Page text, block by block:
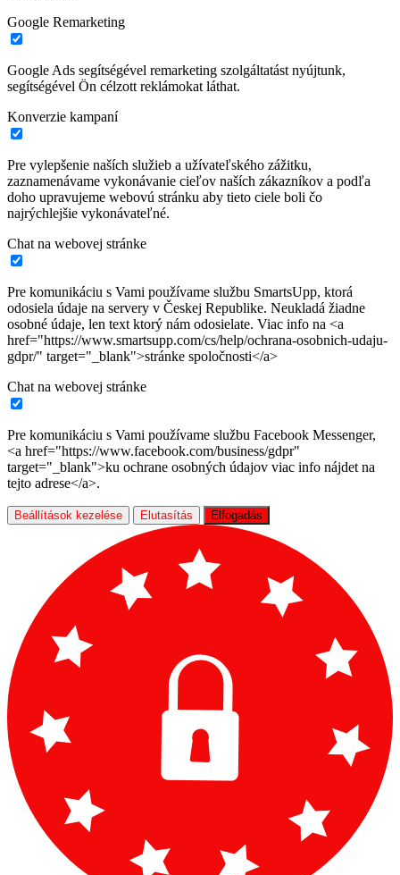
Google Remarketing
Google Ads segítségével remarketing szolgáltatást nyújtunk,
segítségével Ön célzott reklámokat láthat.
Konverzie kampaní
Pre vylepšenie naších služieb a užívateľského zážitku,
zaznamenávame vykonávanie cieľov naších zákazníkov a podľa
doho upravujeme webovú stránku aby tieto ciele boli čo
najrýchlejšie vykonávateľné.
Chat na webovej stránke
Pre komunikáciu s Vami používame službu SmartsUpp, ktorá
odosiela údaje na servery v Českej Republike. Neukladá žiadne
osobné údaje, len text ktorý nám odosielate. Viac info na <a
href="https://www.smartsupp.com/cs/help/ochrana-osobnich-udaju-
gdpr/" target="_blank">stránke spoločnosti</a>
Chat na webovej stránke
Pre komunikáciu s Vami používame službu Facebook Messenger,
<a href="https://www.facebook.com/business/gdpr"
target="_blank">ku ochrane osobných údajov viac info nájdet na
tejto adrese</a>.
Beállítások kezelése Elutasítás Elfogadás